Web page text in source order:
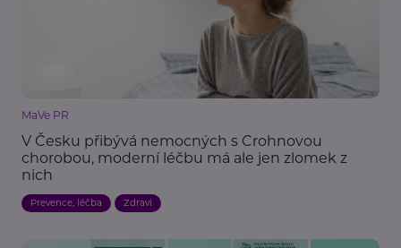
MaVe PR
V Česku přibývá nemocných s Crohnovou
chorobou, moderní léčbu má ale jen zlomek z
nich
Prevence, léčba Zdraví